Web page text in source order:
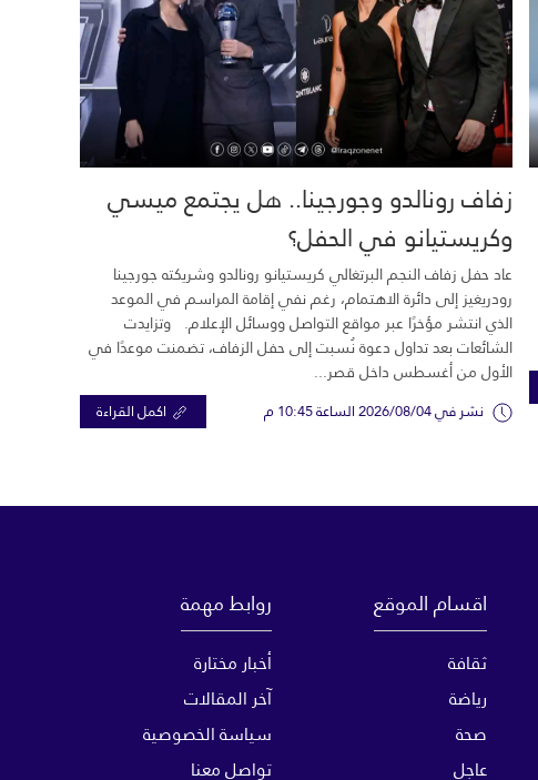
زفاف رونالدو وجورجينا.. هل يجتمع ميسي
وكريستيانو في الحفل؟
عاد حفل زفاف النجم البرتغالي كريستيانو رونالدو وشريكته جورجينا
رودريغيز إلى دائرة الاهتمام، رغم نفي إقامة المراسم في الموعد
الذي انتشر مؤخرًا عبر مواقع التواصل ووسائل الإعلام. وتزايدت
الشائعات بعد تداول دعوة نُسبت إلى حفل الزفاف، تضمنت موعدًا في
الأول من أغسطس داخل قصر...
نشر في 2026/08/04 الساعة 10:45 م اكمل القراءة
اقسام الموقع
ثقافة
رياضة
صحة
عاجل
روابط مهمة
أخبار مختارة
آخر المقالات
سياسة الخصوصية
تواصل معنا